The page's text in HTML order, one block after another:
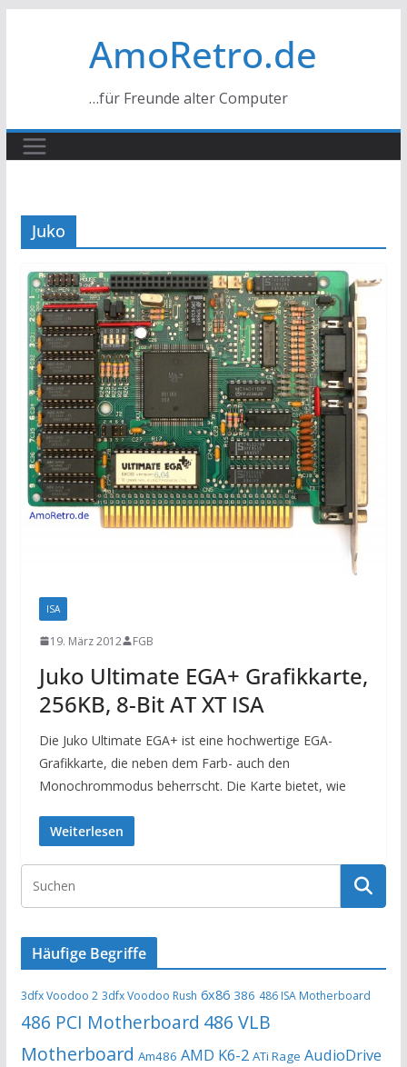
AmoRetro.de
…für Freunde alter Computer
Juko
ISA
19. März 2012 FGB
Juko Ultimate EGA+ Grafikkarte,
256KB, 8-Bit AT XT ISA
Die Juko Ultimate EGA+ ist eine hochwertige EGA-
Grafikkarte, die neben dem Farb- auch den
Monochrommodus beherrscht. Die Karte bietet, wie
Weiterlesen
Häufige Begriffe
3dfx Voodoo 2 3dfx Voodoo Rush 6x86 386 486 ISA Motherboard
486 PCI Motherboard 486 VLB
Motherboard Am486 AMD K6-2 ATi Rage AudioDrive